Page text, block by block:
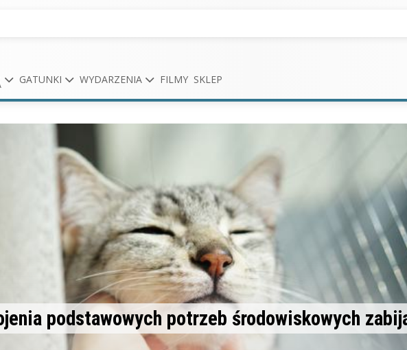
GATUNKI WYDARZENIA FILMY SKLEP
podstawowych potrzeb środowiskowych